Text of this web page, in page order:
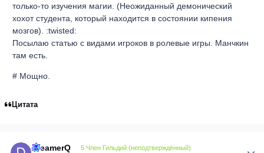
только-то изучения магии. (Неожиданный демонический
хохот студента, который находится в состоянии кипения
мозгов). :twisted:
Посылаю статью с видами игроков в ролевые игры. Манчкин
там есть.
# Мощно.
Цитата
DreamerQ 5 Член Гильдий (неподтверждённый)